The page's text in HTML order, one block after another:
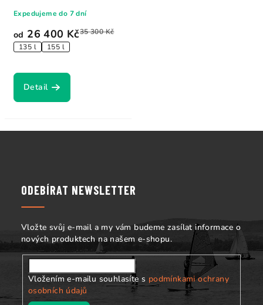
od 26 400 Kč35 300 Kč
135 l 155 l
Expedujeme do 7 dní
Detail
ODEBÍRAT NEWSLETTER
Vložte svůj e-mail a my vám budeme zasílat informace o
nových produktech na našem e-shopu.
Vložením e-mailu souhlasíte s podmínkami ochrany
osobních údajů